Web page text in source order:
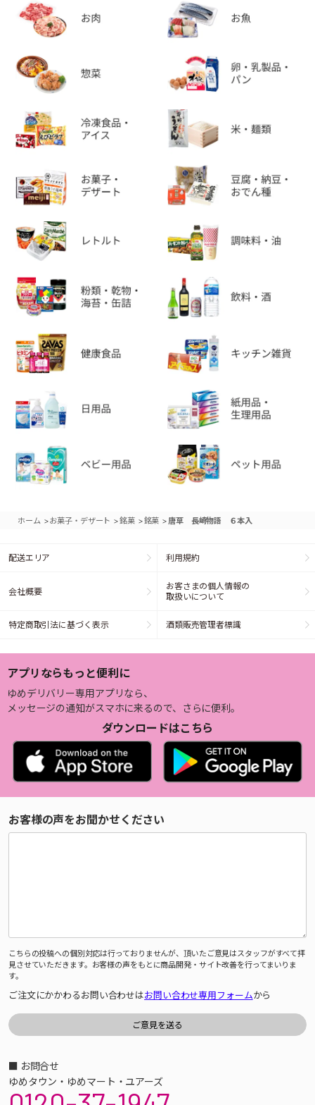
ホーム >お菓子・デザート >銘菓 >銘菓 > 唐草 長崎物語 ６本入
配送エリア 利用規約
会社概要
お客さまの個人情報の
取扱いについて
特定商取引法に基づく表示 酒類販売管理者標識
アプリならもっと便利に
ゆめデリバリー専用アプリなら、
メッセージの通知がスマホに来るので、さらに便利。
ダウンロードはこちら
お客様の声をお聞かせください
こちらの投稿への個別対応は行っておりませんが、頂いたご意見はスタッフがすべて拝
見させていただきます。お客様の声をもとに商品開発・サイト改善を行ってまいりま
す。
ご注文にかかわるお問い合わせはお問い合わせ専用フォームから
■ お問合せ
ゆめタウン・ゆめマート・ユアーズ